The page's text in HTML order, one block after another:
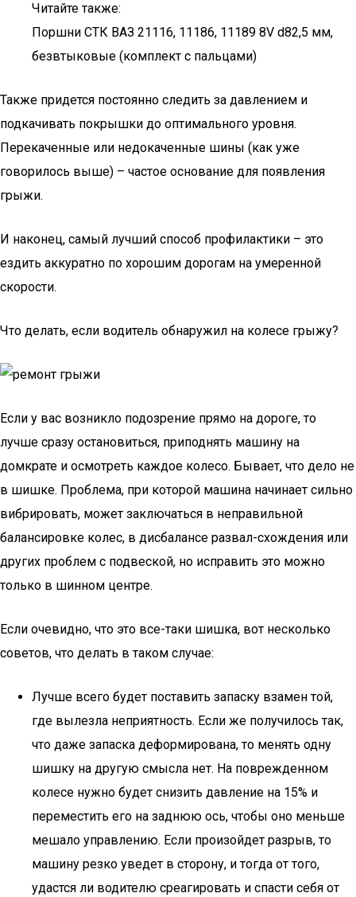
Читайте также:
Поршни СТК ВАЗ 21116, 11186, 11189 8V d82,5 мм,
безвтыковые (комплект с пальцами)
Также придется постоянно следить за давлением и
подкачивать покрышки до оптимального уровня.
Перекаченные или недокаченные шины (как уже
говорилось выше) – частое основание для появления
грыжи.
И наконец, самый лучший способ профилактики – это
ездить аккуратно по хорошим дорогам на умеренной
скорости.
Что делать, если водитель обнаружил на колесе грыжу?
Если у вас возникло подозрение прямо на дороге, то
лучше сразу остановиться, приподнять машину на
домкрате и осмотреть каждое колесо. Бывает, что дело не
в шишке. Проблема, при которой машина начинает сильно
вибрировать, может заключаться в неправильной
балансировке колес, в дисбалансе развал-схождения или
других проблем с подвеской, но исправить это можно
только в шинном центре.
Если очевидно, что это все-таки шишка, вот несколько
советов, что делать в таком случае:
Лучше всего будет поставить запаску взамен той,
где вылезла неприятность. Если же получилось так,
что даже запаска деформирована, то менять одну
шишку на другую смысла нет. На поврежденном
колесе нужно будет снизить давление на 15% и
переместить его на заднюю ось, чтобы оно меньше
мешало управлению. Если произойдет разрыв, то
машину резко уведет в сторону, и тогда от того,
удастся ли водителю среагировать и спасти себя от